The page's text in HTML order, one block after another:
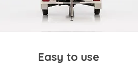
Easy to use